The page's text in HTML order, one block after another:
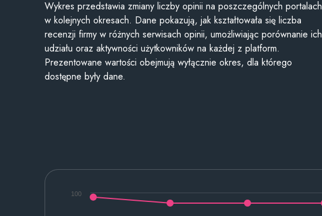
Wykres przedstawia zmiany liczby opinii na poszczególnych portalach
w kolejnych okresach. Dane pokazują, jak kształtowała się liczba
recenzji firmy w różnych serwisach opinii, umożliwiając porównanie ich
udziału oraz aktywności użytkowników na każdej z platform.
Prezentowane wartości obejmują wyłącznie okres, dla którego
dostępne były dane.
100